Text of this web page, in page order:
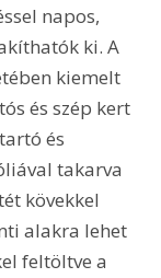
napos,
ki. A
kiemelt
és szép kert
és
takarva
kövekkel
alakra lehet
feltöltve a